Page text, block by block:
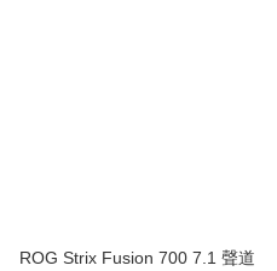
ROG Strix Fusion 700 7.1 聲道